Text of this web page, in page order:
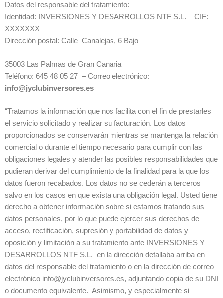
Datos del responsable del tratamiento:
Identidad: INVERSIONES Y DESARROLLOS NTF S.L. – CIF:
XXXXXXX
Dirección postal: Calle Canalejas, 6 Bajo
35003 Las Palmas de Gran Canaria
Teléfono: 645 48 05 27 – Correo electrónico:
info@jyclubinversores.es
“Tratamos la información que nos facilita con el fin de prestarles
el servicio solicitado y realizar su facturación. Los datos
proporcionados se conservarán mientras se mantenga la relación
comercial o durante el tiempo necesario para cumplir con las
obligaciones legales y atender las posibles responsabilidades que
pudieran derivar del cumplimiento de la finalidad para la que los
datos fueron recabados. Los datos no se cederán a terceros
salvo en los casos en que exista una obligación legal. Usted tiene
derecho a obtener información sobre si estamos tratando sus
datos personales, por lo que puede ejercer sus derechos de
acceso, rectificación, supresión y portabilidad de datos y
oposición y limitación a su tratamiento ante INVERSIONES Y
DESARROLLOS NTF S.L. en la dirección detallaba arriba en
datos del responsable del tratamiento o en la dirección de correo
electrónico info@jyclubinversores.es, adjuntando copia de su DNI
o documento equivalente. Asimismo, y especialmente si